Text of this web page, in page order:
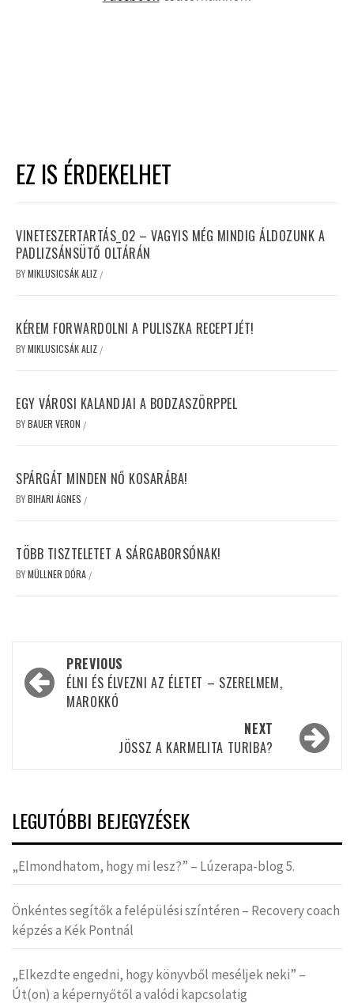
EZ IS ÉRDEKELHET
VINETESZERTARTÁS_02 – VAGYIS MÉG MINDIG ÁLDOZUNK A
PADLIZSÁNSÜTŐ OLTÁRÁN
BYMIKLUSICSÁK ALIZ /
KÉREM FORWARDOLNI A PULISZKA RECEPTJÉT!
BYMIKLUSICSÁK ALIZ /
EGY VÁROSI KALANDJAI A BODZASZÖRPPEL
BYBAUER VERON /
SPÁRGÁT MINDEN NŐ KOSARÁBA!
BYBIHARI ÁGNES /
TÖBB TISZTELETET A SÁRGABORSÓNAK!
BYMÜLLNER DÓRA /
Post
navigation
PREVIOUS
ÉLNI ÉS ÉLVEZNI AZ ÉLETET – SZERELMEM,
MAROKKÓ
NEXT
JÖSSZ A KARMELITA TURIBA?
LEGUTÓBBI BEJEGYZÉSEK
„Elmondhatom, hogy mi lesz?” – Lúzerapa-blog 5.
Önkéntes segítők a felépülési színtéren – Recovery coach
képzés a Kék Pontnál
„Elkezdte engedni, hogy könyvből meséljek neki” –
Út(on) a képernyőtől a valódi kapcsolatig